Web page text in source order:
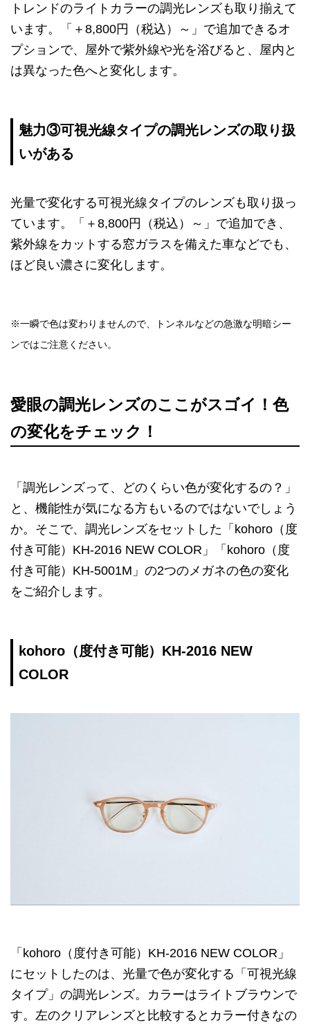
トレンドのライトカラーの調光レンズも取り揃えて
います。「＋8,800円（税込）～」で追加できるオ
プションで、屋外で紫外線や光を浴びると、屋内と
は異なった色へと変化します。
魅力③可視光線タイプの調光レンズの取り扱
いがある
光量で変化する可視光線タイプのレンズも取り扱っ
ています。「＋8,800円（税込）～」で追加でき、
紫外線をカットする窓ガラスを備えた車などでも、
ほど良い濃さに変化します。
※一瞬で色は変わりませんので、トンネルなどの急激な明暗シー
ンではご注意ください。
愛眼の調光レンズのここがスゴイ！色
の変化をチェック！
「調光レンズって、どのくらい色が変化するの？」
と、機能性が気になる方もいるのではないでしょう
か。そこで、調光レンズをセットした「kohoro（度
付き可能）KH-2016 NEW COLOR」「kohoro（度
付き可能）KH-5001M」の2つのメガネの色の変化
をご紹介します。
kohoro（度付き可能）KH-2016 NEW
COLOR
「kohoro（度付き可能）KH-2016 NEW COLOR」
にセットしたのは、光量で色が変化する「可視光線
タイプ」の調光レンズ。カラーはライトブラウンで
す。左のクリアレンズと比較するとカラー付きなの